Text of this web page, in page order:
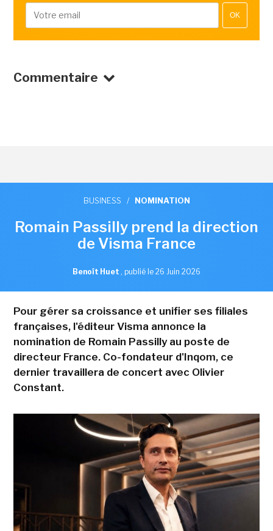
OK
Commentaire
BUSINESS / NOMINATION
Romain Passilly prend la direction
de Visma France
Benoît Huet , publié le 26 Juin 2026
Pour gérer sa croissance et unifier ses filiales
françaises, l'éditeur Visma annonce la
nomination de Romain Passilly au poste de
directeur France. Co-fondateur d'Inqom, ce
dernier travaillera de concert avec Olivier
Constant.